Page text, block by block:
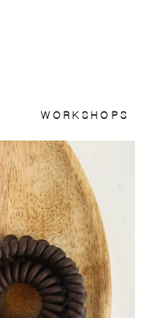
WORKSHOPS